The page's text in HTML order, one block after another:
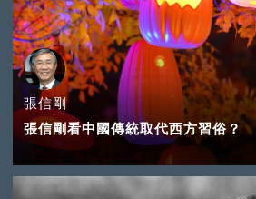
張信剛
張信剛看中國傳統取代西方習俗？